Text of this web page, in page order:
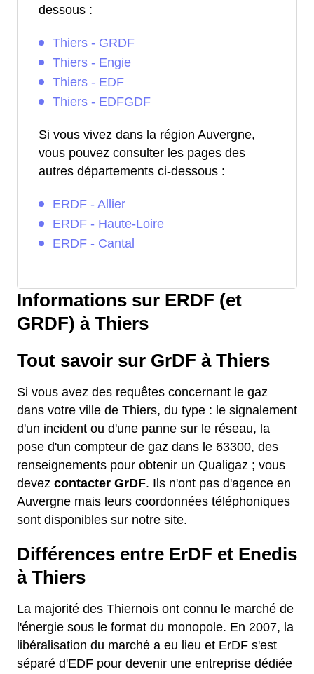
dessous :
Thiers - GRDF
Thiers - Engie
Thiers - EDF
Thiers - EDFGDF
Si vous vivez dans la région Auvergne,
vous pouvez consulter les pages des
autres départements ci-dessous :
ERDF - Allier
ERDF - Haute-Loire
ERDF - Cantal
Informations sur ERDF (et
GRDF) à Thiers
Tout savoir sur GrDF à Thiers
Si vous avez des requêtes concernant le gaz
dans votre ville de Thiers, du type : le signalement
d'un incident ou d'une panne sur le réseau, la
pose d'un compteur de gaz dans le 63300, des
renseignements pour obtenir un Qualigaz ; vous
devez contacter GrDF. Ils n'ont pas d'agence en
Auvergne mais leurs coordonnées téléphoniques
sont disponibles sur notre site.
Différences entre ErDF et Enedis
à Thiers
La majorité des Thiernois ont connu le marché de
l'énergie sous le format du monopole. En 2007, la
libéralisation du marché a eu lieu et ErDF s'est
séparé d'EDF pour devenir une entreprise dédiée